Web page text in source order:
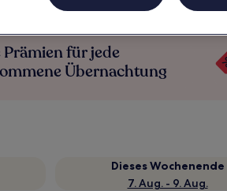
für jede
Übernachtung
Dieses Wochenende
7. Aug. - 9. Aug.